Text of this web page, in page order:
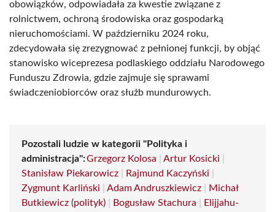
obowiązków, odpowiadała za kwestie związane z
rolnictwem, ochroną środowiska oraz gospodarką
nieruchomościami. W październiku 2024 roku,
zdecydowała się zrezygnować z pełnionej funkcji, by objąć
stanowisko wiceprezesa podlaskiego oddziału Narodowego
Funduszu Zdrowia, gdzie zajmuje się sprawami
świadczeniobiorców oraz służb mundurowych.
Pozostali ludzie w kategorii "Polityka i
administracja":Grzegorz Kolosa Artur Kosicki
Stanisław Piekarowicz
Rajmund Kaczyński
Zygmunt Karliński
Adam Andruszkiewicz
Michał
Butkiewicz (polityk)
Bogusław Stachura
Elijjahu-